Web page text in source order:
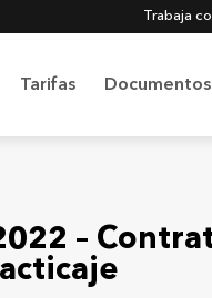
Trabaja
Tarifas Documentos
de Gestión
–